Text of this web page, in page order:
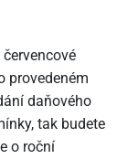
provedeném
daňového
tak budete
o roční